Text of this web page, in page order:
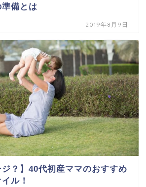
備とは
2019年8月9日
ジ？】40代初産ママのおすすめ
ル！